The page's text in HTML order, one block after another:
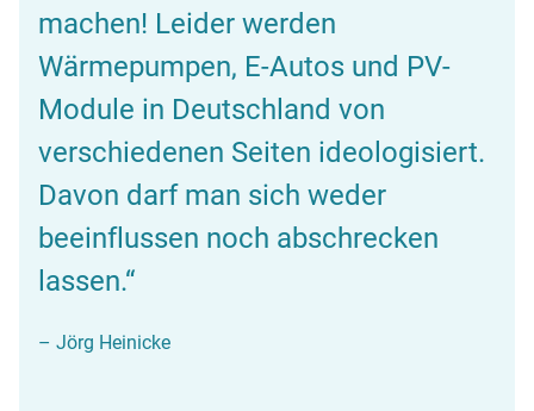
machen! Leider werden
Wärmepumpen, E-Autos und PV-
Module in Deutschland von
verschiedenen Seiten ideologisiert.
Davon darf man sich weder
beeinflussen noch abschrecken
lassen.“
– Jörg Heinicke